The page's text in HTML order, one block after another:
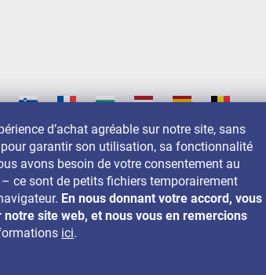
d’achat agréable sur notre site, sans
garantir son utilisation, sa fonctionnalité
avons besoin de votre consentement au
– ce sont de petits fichiers temporairement
En nous donnant votre accord, vous
site web, et nous vous en remercions
ici.